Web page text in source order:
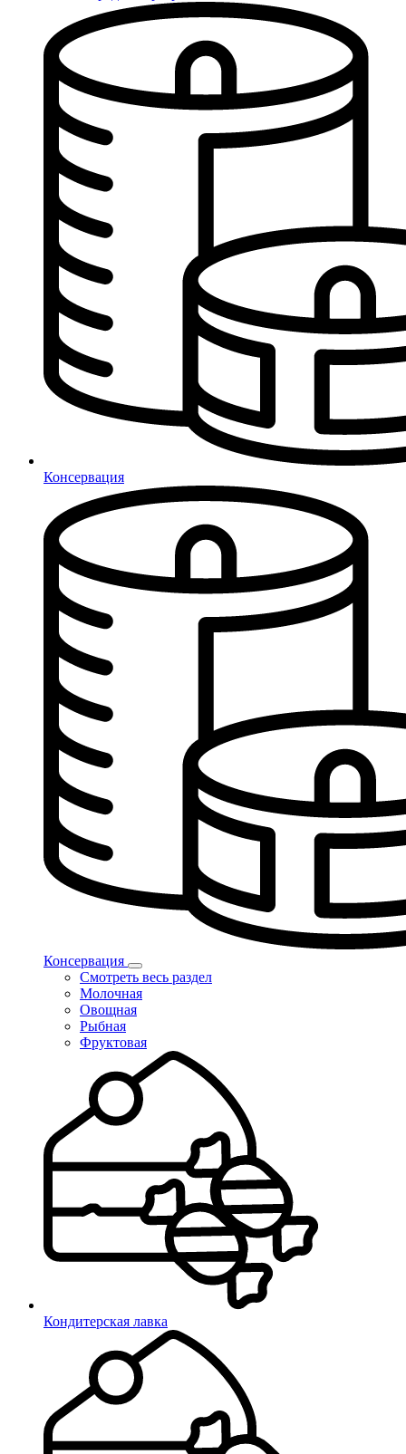
Консервация
Консервация
Смотреть весь раздел
Молочная
Овощная
Рыбная
Фруктовая
Кондитерская лавка